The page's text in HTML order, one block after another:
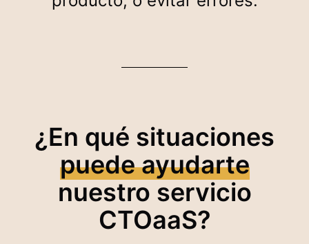
¿En qué situaciones
puede ayudarte
nuestro servicio
CTOaaS?